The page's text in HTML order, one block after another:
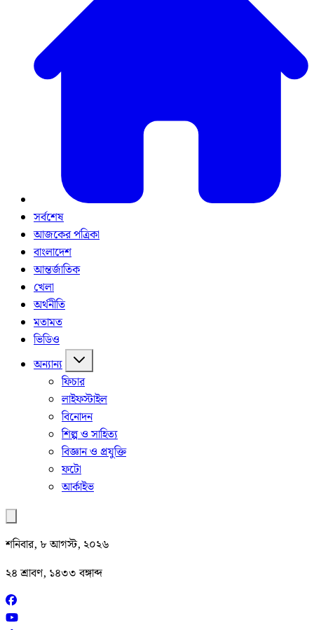
সর্বশেষ
আজকের পত্রিকা
বাংলাদেশ
আন্তর্জাতিক
খেলা
অর্থনীতি
মতামত
ভিডিও
অন্যান্য
ফিচার
লাইফস্টাইল
বিনোদন
শিল্প ও সাহিত্য
বিজ্ঞান ও প্রযুক্তি
ফটো
আর্কাইভ
শনিবার, ৮ আগস্ট, ২০২৬
২৪ শ্রাবণ, ১৪৩৩ বঙ্গাব্দ